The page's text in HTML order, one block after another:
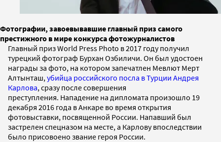
Фотографии, завоевывавшие главный приз самого
престижного в мире конкурса фотожурналистов
Главный приз World Press Photo в 2017 году получил
турецкий фотограф Бурхан Озбиличи. Он был удостоен
награды за фото, на котором запечатлен Мевлют Мерт
Алтынташ, убийца российского посла в Турции Андрея
Карлова, сразу после совершения
преступления. Нападение на дипломата произошло 19
декабря 2016 года в Анкаре во время открытия
фотовыставки, посвященной России. Напавший был
застрелен спецназом на месте, а Карлову впоследствии
было присовоено звание героя России.